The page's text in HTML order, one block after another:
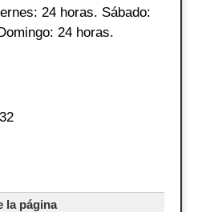
24 horas. Sábado:
24 horas.
la página